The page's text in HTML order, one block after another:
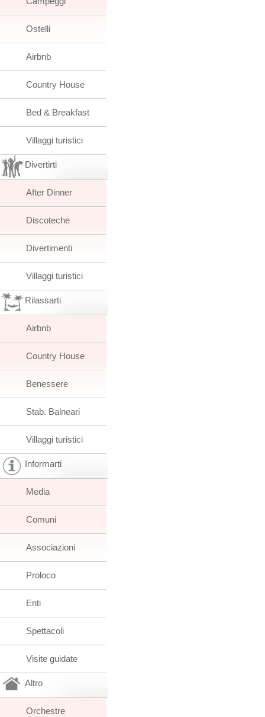
Ostelli
Airbnb
Country House
Bed & Breakfast
Villaggi turistici
Divertirti
After Dinner
Discoteche
Divertimenti
Villaggi turistici
Rilassarti
Airbnb
Country House
Benessere
Stab. Balneari
Villaggi turistici
Informarti
Media
Comuni
Associazioni
Proloco
Enti
Spettacoli
Visite guidate
Altro
Orchestre